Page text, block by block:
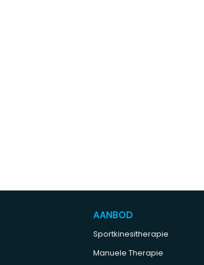
AANBOD
Sportkinesitherapie
Manuele Therapie